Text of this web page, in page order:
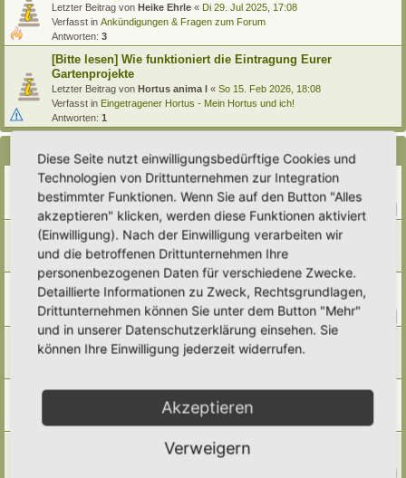
Letzter Beitrag von Heike Ehrle « Di 29. Jul 2025, 17:08
Verfasst in Ankündigungen & Fragen zum Forum
Antworten: 3
[Bitte lesen] Wie funktioniert die Eintragung Eurer
Gartenprojekte
Letzter Beitrag von Hortus anima l « So 15. Feb 2026, 18:08
Verfasst in Eingetragener Hortus - Mein Hortus und ich!
Antworten: 1
Genossenschaftsbauten
Letzter Beitrag vonUmkraut «Fr 31. Jul 2026, 23:37
Antworten:
Vogel- und Igeltränke auf dem Friedhof
Letzter Beitrag von Poco Loco «Sa 11. Jul 2026, 21:53
Antworten: 6
Baumpatenschaft
Letzter Beitrag von Umkraut« Di 7. Jul 2026, 11:17
Antworten:11
hat jemand ein aktuelles Thema Bayern?
Letzter Beitrag vonAnne«Sa 27. Jun 2026, 08:13
Schilder und Flyer
« Sa 7. Mär 2026, 06:05
Sa 14. Sep 2024, 18:26
Diese Seite nutzt einwilligungsbedürftige Cookies und
Technologien von Drittunternehmen zur Integration
bestimmter Funktionen. Wenn Sie auf den Button "Alles
akzeptieren" klicken, werden diese Funktionen aktiviert
(Einwilligung). Nach der Einwilligung verarbeiten wir
und die betroffenen Drittunternehmen Ihre
personenbezogenen Daten für verschiedene Zwecke.
Detaillierte Informationen zu Zweck, Rechtsgrundlagen,
Drittunternehmen können Sie unter dem Button "Mehr"
und in unserer Datenschutzerklärung einsehen. Sie
können Ihre Einwilligung jederzeit widerrufen.
Akzeptieren
Verweigern